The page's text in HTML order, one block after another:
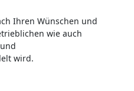
Ihren Wünschen und
wie auch
wird.